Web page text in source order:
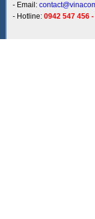
- Email:
- Hotline: 0942 547 456